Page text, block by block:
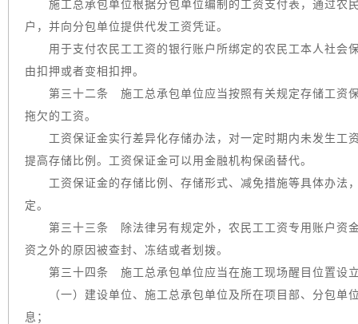
施工总承包单位根据分包单位编制的工资支付表，通过农
户，并向分包单位提供代发工资凭证。
用于支付农民工工资的银行账户所绑定的农民工本人社会
由扣押或者变相扣押。
第三十二条 施工总承包单位应当按照有关规定存储工资保
拖欠的工资。
工资保证金实行差异化存储办法，对一定时期内未发生工
提高存储比例。工资保证金可以用金融机构保函替代。
工资保证金的存储比例、存储形式、减免措施等具体办法
定。
第三十三条 除法律另有规定外，农民工工资专用账户资金
资之外的原因被查封、冻结或者划拨。
第三十四条 施工总承包单位应当在施工现场醒目位置设立
（一）建设单位、施工总承包单位及所在项目部、分包单
息；